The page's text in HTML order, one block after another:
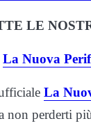
LE
La Nuova
La
perderti